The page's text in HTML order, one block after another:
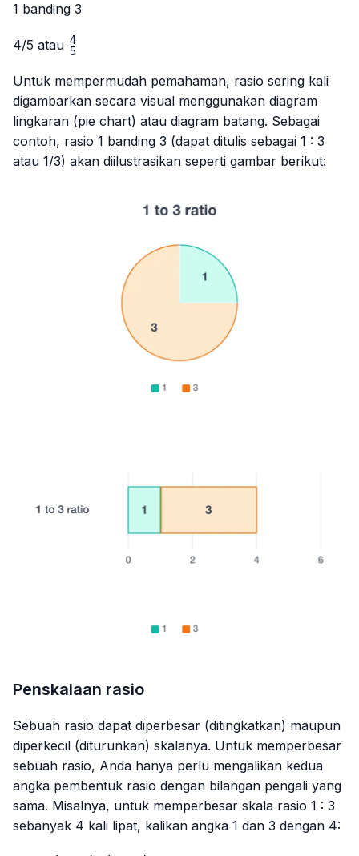
1 banding 3
4/5 atau \frac{4}
5
4
Untuk mempermudah pemahaman, rasio sering kali
digambarkan secara visual menggunakan diagram
lingkaran (pie chart) atau diagram batang. Sebagai
contoh, rasio 1 banding 3 (dapat ditulis sebagai 1 : 3
atau 1/3) akan diilustrasikan seperti gambar berikut:
Penskalaan rasio
Sebuah rasio dapat diperbesar (ditingkatkan) maupun
diperkecil (diturunkan) skalanya. Untuk memperbesar
sebuah rasio, Anda hanya perlu mengalikan kedua
angka pembentuk rasio dengan bilangan pengali yang
sama. Misalnya, untuk memperbesar skala rasio 1 : 3
sebanyak 4 kali lipat, kalikan angka 1 dan 3 dengan 4: